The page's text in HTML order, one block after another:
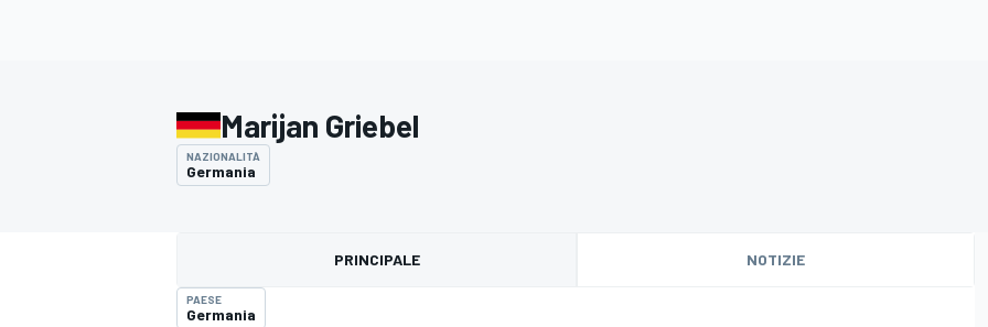
MOTOGP
Marijan Griebel
NAZIONALITÀ
Germania
PRINCIPALE NOTIZIE
PAESE
Germania